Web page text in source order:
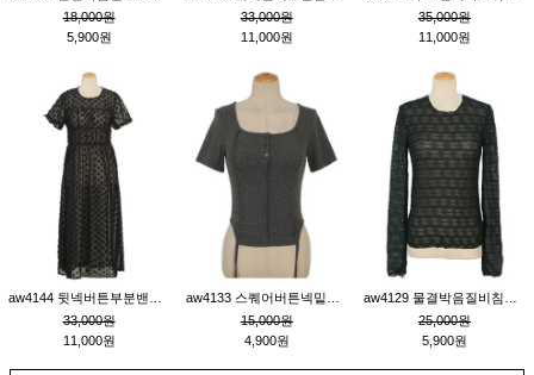
18,000원
5,900원
33,000원
11,000원
35,000원
11,000원
33,000원
11,000원
15,000원
4,900원
25,000원
5,900원